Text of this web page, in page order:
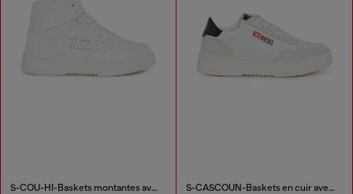
S-COU-HI-Baskets montantes avec détail D S-CASCOUN-Baskets en cuir avec logo latéral